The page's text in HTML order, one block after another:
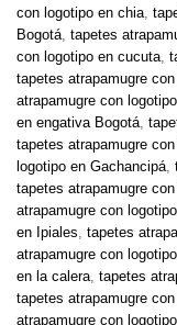
con logotipo en chia,
Bogotá, tapetes
con logotipo en cucuta,
tapetes atrapamugre
atrapamugre con
en engativa Bogotá,
tapetes atrapamugre
logotipo en Gachancipá,
tapetes atrapamugre
atrapamugre con
en Ipiales, tapetes
atrapamugre con
en la calera, tapetes
tapetes atrapamugre
atrapamugre con